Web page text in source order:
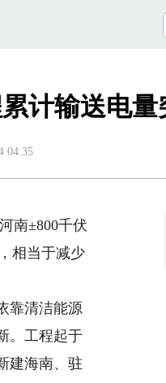
计输送电
04:35
南±800千伏
相当于减少
靠清洁能源
。工程起于
建海南、驻